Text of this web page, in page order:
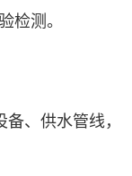
检测。
、供水管线，